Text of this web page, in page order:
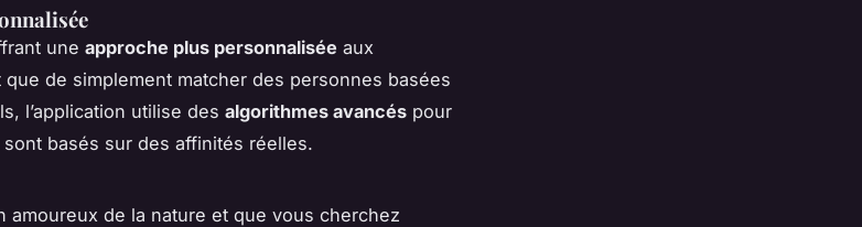
une approche plus personnalisée aux
de simplement matcher des personnes basées
l’application utilise des algorithmes avancés pour
sont basés sur des affinités réelles.
amoureux de la nature et que vous cherchez